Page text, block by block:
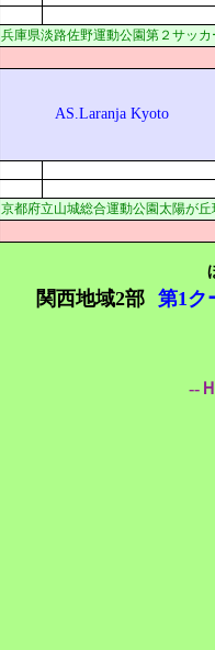
兵庫県淡路佐野運動公園第２サッカ
AS.Laranja Kyoto
京都府立山城総合運動公園太陽が丘
関西地域2部 第1ク
--